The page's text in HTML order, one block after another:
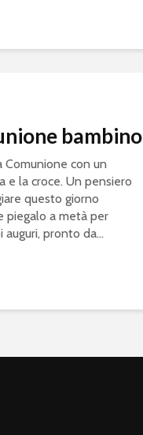
bambino
con un
e la croce. Un pensiero
questo giorno
piegalo a metà per
pronto da...